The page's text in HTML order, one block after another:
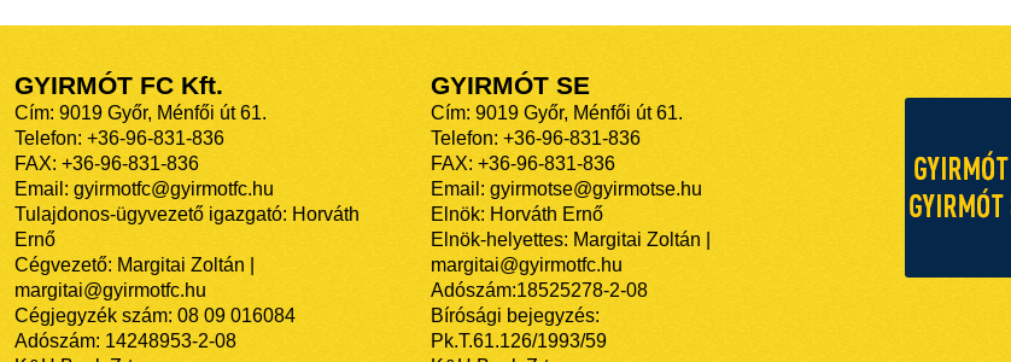
GYIRMÓT FC Kft.
Cím: 9019 Győr, Ménfői út 61.
Telefon: +36-96-831-836
FAX: +36-96-831-836
Email: gyirmotfc@gyirmotfc.hu
Tulajdonos-ügyvezető igazgató: Horváth
Ernő
Cégvezető: Margitai Zoltán |
margitai@gyirmotfc.hu
Cégjegyzék szám: 08 09 016084
Adószám: 14248953-2-08
GYIRMÓT SE
Cím: 9019 Győr, Ménfői út 61.
Telefon: +36-96-831-836
FAX: +36-96-831-836
Email: gyirmotse@gyirmotse.hu
Elnök: Horváth Ernő
Elnök-helyettes: Margitai Zoltán |
margitai@gyirmotfc.hu
Adószám:18525278-2-08
Bírósági bejegyzés:
Pk.T.61.126/1993/59